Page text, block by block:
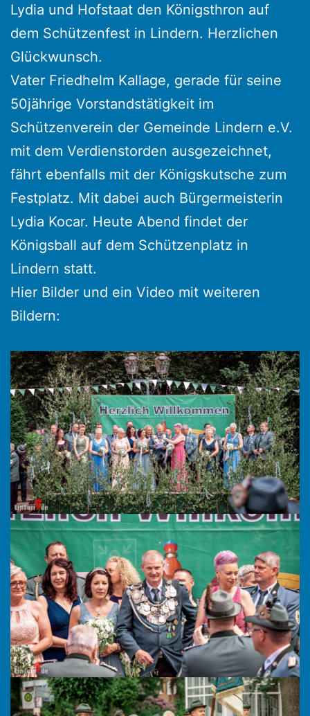
Lydia und Hofstaat den Königsthron auf
dem Schützenfest in Lindern. Herzlichen
Glückwunsch.
Vater Friedhelm Kallage, gerade für seine
50jährige Vorstandstätigkeit im
Schützenverein der Gemeinde Lindern e.V.
mit dem Verdienstorden ausgezeichnet,
fährt ebenfalls mit der Königskutsche zum
Festplatz. Mit dabei auch Bürgermeisterin
Lydia Kocar. Heute Abend findet der
Königsball auf dem Schützenplatz in
Lindern statt.
Hier Bilder und ein Video mit weiteren
Bildern: